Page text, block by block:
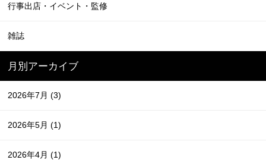
行事出店・イベント・監修
雑誌
月別アーカイブ
2026年7月(3)
2026年5月(1)
2026年4月(1)